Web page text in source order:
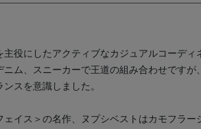
主役にしたアクティブなカジュアルコーディ
ニム、スニーカーで王道の組み合わせです
スを意識しました。
イス＞の名作、ヌプシベストはカモフラー